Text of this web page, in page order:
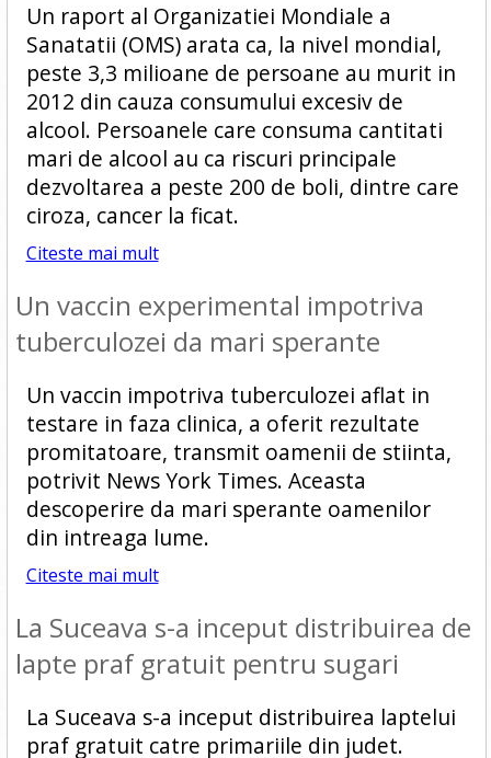
Un raport al Organizatiei Mondiale a
Sanatatii (OMS) arata ca, la nivel mondial,
peste 3,3 milioane de persoane au murit in
2012 din cauza consumului excesiv de
alcool. Persoanele care consuma cantitati
mari de alcool au ca riscuri principale
dezvoltarea a peste 200 de boli, dintre care
ciroza, cancer la ficat.
Citeste mai mult
Un vaccin experimental impotriva
tuberculozei da mari sperante
Un vaccin impotriva tuberculozei aflat in
testare in faza clinica, a oferit rezultate
promitatoare, transmit oamenii de stiinta,
potrivit News York Times. Aceasta
descoperire da mari sperante oamenilor
din intreaga lume.
Citeste mai mult
La Suceava s-a inceput distribuirea de
lapte praf gratuit pentru sugari
La Suceava s-a inceput distribuirea laptelui
praf gratuit catre primariile din judet.